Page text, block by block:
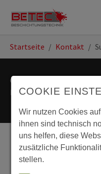
Startseite Kontakt
© 2023 BETEC
Beschichtungstechnik
COOKIE
Wir nutzen Cookies
ihnen sind technisch
uns helfen, diese
zusätzliche
stellen.